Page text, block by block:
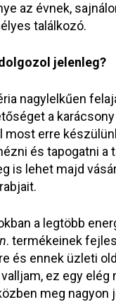
az évnek,
találkozó.
jelenleg?
nagylelkűen
a
most erre
és tapogatni a
is lehet majd
a legtöbb
. termékeinek
és ennek üzleti
ez egy elég
meg nagyon